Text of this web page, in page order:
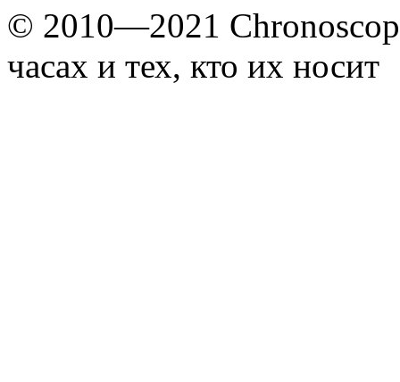
© 2010—2021
часах и тех, кто их носит